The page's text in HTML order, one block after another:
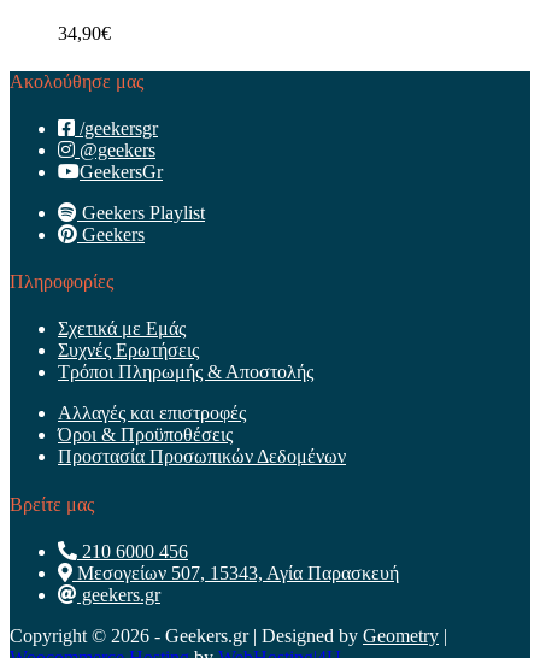
34,90€
Ακολούθησε μας
/geekersgr
@geekers
GeekersGr
Geekers Playlist
Geekers
Πληροφορίες
Σχετικά με Εμάς
Συχνές Ερωτήσεις
Τρόποι Πληρωμής & Αποστολής
Αλλαγές και επιστροφές
Όροι & Προϋποθέσεις
Προστασία Προσωπικών Δεδομένων
Βρείτε μας
210 6000 456
Μεσογείων 507, 15343, Αγία Παρασκευή
geekers.gr
Copyright © 2026 - Geekers.gr | Designed by Geometry |